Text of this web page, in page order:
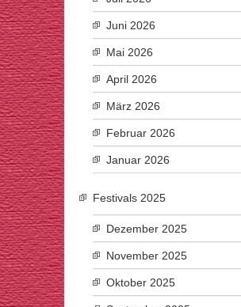
Juni 2026
Mai 2026
April 2026
März 2026
Februar 2026
Januar 2026
Festivals 2025
Dezember 2025
November 2025
Oktober 2025